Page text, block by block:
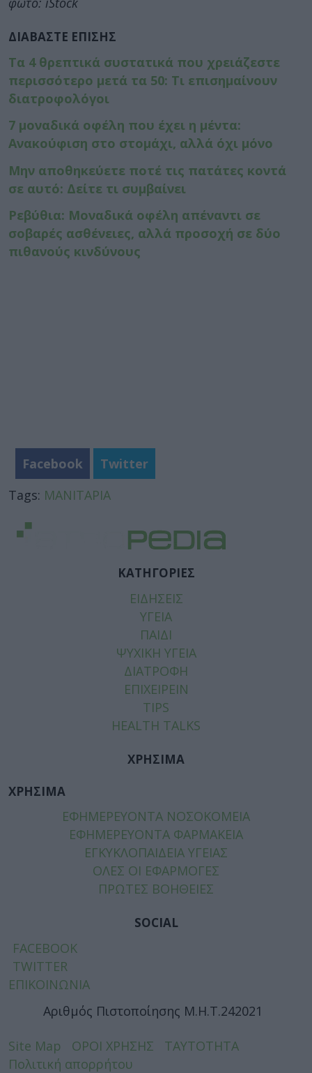
ΔΙΑΒΑΣΤΕ ΕΠΙΣΗΣ
Τα 4 θρεπτικά συστατικά που χρειάζεστε
περισσότερο μετά τα 50: Τι επισημαίνουν
διατροφολόγοι
7 μοναδικά οφέλη που έχει η μέντα:
Ανακούφιση στο στομάχι, αλλά όχι μόνο
Μην αποθηκεύετε ποτέ τις πατάτες κοντά
σε αυτό: Δείτε τι συμβαίνει
Ρεβύθια: Μοναδικά οφέλη απέναντι σε
σοβαρές ασθένειες, αλλά προσοχή σε δύο
πιθανούς κινδύνους
Facebook
Twitter
Tags: ΜΑΝΙΤΑΡΙΑ
ΚΑΤΗΓΟΡΙΕΣ
ΕΙΔΗΣΕΙΣ
ΥΓΕΙΑ
ΠΑΙΔΙ
ΨΥΧΙΚΗ ΥΓΕΙΑ
ΔΙΑΤΡΟΦΗ
ΕΠΙΧΕΙΡΕΙΝ
TIPS
HEALTH TALKS
ΧΡΗΣΙΜΑ
ΧΡΗΣΙΜΑ
ΕΦΗΜΕΡΕΥΟΝΤΑ ΝΟΣΟΚΟΜΕΙΑ
ΕΦΗΜΕΡΕΥΟΝΤΑ ΦΑΡΜΑΚΕΙΑ
ΕΓΚΥΚΛΟΠΑΙΔΕΙΑ ΥΓΕΙΑΣ
ΟΛΕΣ ΟΙ ΕΦΑΡΜΟΓΕΣ
ΠΡΩΤΕΣ ΒΟΗΘΕΙΕΣ
SOCIAL
FACEBOOK
TWITTER
ΕΠΙΚΟΙΝΩΝΙΑ
Αριθμός Πιστοποίησης Μ.Η.Τ.242021
Site Map ΟΡΟΙ ΧΡΗΣΗΣ
ΤΑΥΤΟΤΗΤΑ
Πολιτική απορρήτου